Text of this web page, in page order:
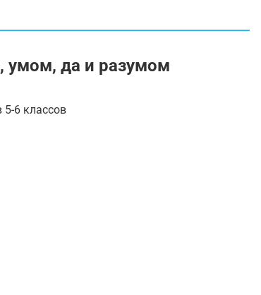
умом, да и разумом
6 классов